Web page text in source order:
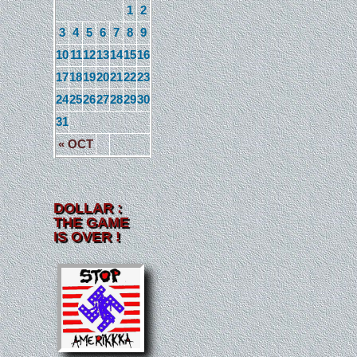
« OCT
1 2
3 4 5 6 7 8 9
10111213141516
17181920212223
24252627282930
31
DOLLAR :
THE GAME
IS OVER !